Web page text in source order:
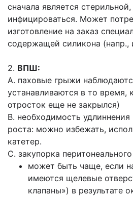
сначала является
инфицироваться. Может
изготовление на заказ
содержащей силико­на (напр.,
2. ВПШ:
A. паховые грыжи
устанав­ливаются в то время,
отросток еще не закрылся)
B. необходимость
роста: можно избежать,
катетер.
C. закупорка
может быть чаще, если
имеются щелевые
клапаны») в ре­зультате